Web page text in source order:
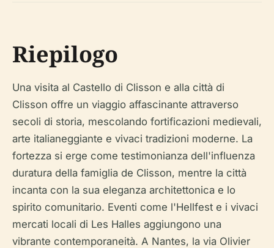
Riepilogo
Una visita al Castello di Clisson e alla città di
Clisson offre un viaggio affascinante attraverso
secoli di storia, mescolando fortificazioni medievali,
arte italianeggiante e vivaci tradizioni moderne. La
fortezza si erge come testimonianza dell'influenza
duratura della famiglia de Clisson, mentre la città
incanta con la sua eleganza architettonica e lo
spirito comunitario. Eventi come l'Hellfest e i vivaci
mercati locali di Les Halles aggiungono una
vibrante contemporaneità. A Nantes, la via Olivier